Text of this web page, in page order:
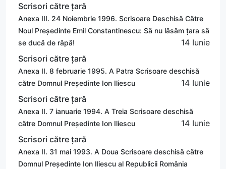
Scrisori către țară
Anexa III. 24 Noiembrie 1996. Scrisoare Deschisă Către
Noul Președinte Emil Constantinescu: Să nu lăsăm țara să
se ducă de râpă!
14 Iunie
Scrisori către țară
Anexa II. 8 februarie 1995. A Patra Scrisoare deschisă
către Domnul Președinte Ion Iliescu
14 Iunie
Scrisori către țară
Anexa II. 7 ianuarie 1994. A Treia Scrisoare deschisă
către Domnul Președinte Ion Iliescu
14 Iunie
Scrisori către țară
Anexa II. 31 mai 1993. A Doua Scrisoare deschisă către
Domnul Președinte Ion Iliescu al Republicii România